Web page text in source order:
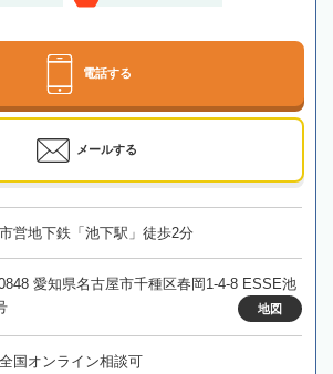
電話する
メールする
営地下鉄「池下駅」徒歩2分
愛知県名古屋市千種区春岡1-4-8 ESSE池
地図
国オンライン相談可